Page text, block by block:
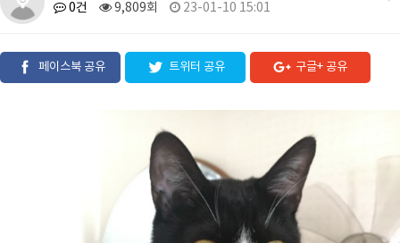
0건 9,809회 23-01-10 15:01
페이스북 공유 트위터 공유 구글+ 공유